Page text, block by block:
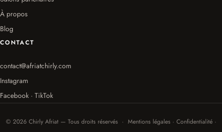
À propos
Blog
CONTACT
contact@afriatchirly.com
Instagram
Facebook · TikTok
© 2026 Chirly Afriat — Tous droits réservés · Mentions légales · Confidentialité ·